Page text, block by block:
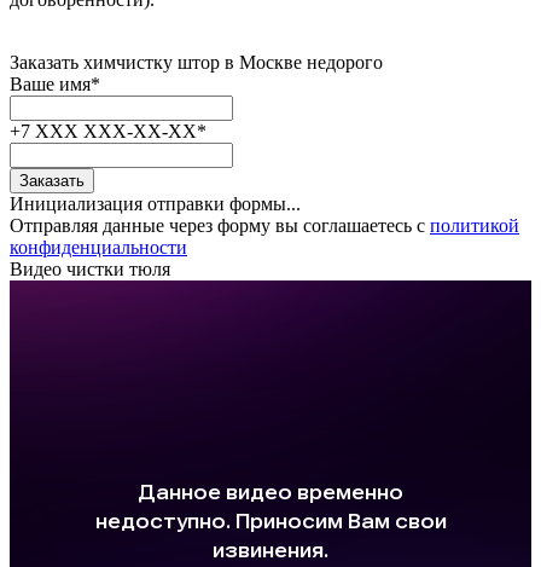
Заказать химчистку штор в Москве недорого
Ваше имя*
+7 XXX XXX-XX-XX*
Заказать
Инициализация отправки формы...
Отправляя данные через форму вы соглашаетесь с политикой
конфиденциальности
Видео чистки тюля